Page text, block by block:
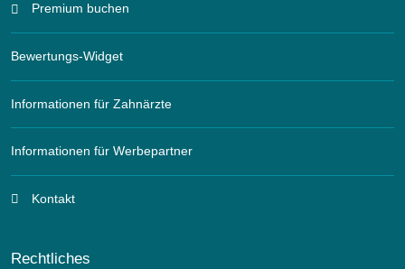
Premium buchen
Bewertungs-Widget
Informationen für Zahnärzte
Informationen für Werbepartner
Kontakt
Rechtliches